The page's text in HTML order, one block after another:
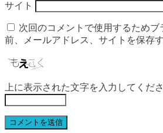
サイト
次回のコメントで使用するためブ
前、メールアドレス、サイトを保存す
上に表示された文字を入力してくださ